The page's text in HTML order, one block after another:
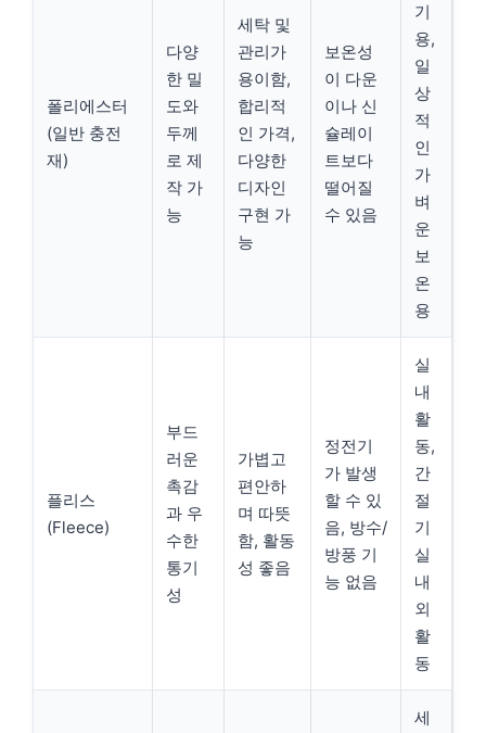
폴리에스터
(일반 충전
재)
다양
한 밀
도와
두께
로 제
작 가
능
세탁 및
관리가
용이함,
합리적
인 가격,
다양한
디자인
구현 가
능
보온성
이 다운
이나 신
슐레이
트보다
떨어질
수 있음
기
용,
일
상
적
인
가
벼
운
보
온
용
플리스
(Fleece)
부드
러운
촉감
과 우
수한
통기
성
가볍고
편안하
며 따뜻
함, 활동
성 좋음
정전기
가 발생
할 수 있
음, 방수/
방풍 기
능 없음
실
내
활
동,
간
절
기
실
내
외
활
동
세